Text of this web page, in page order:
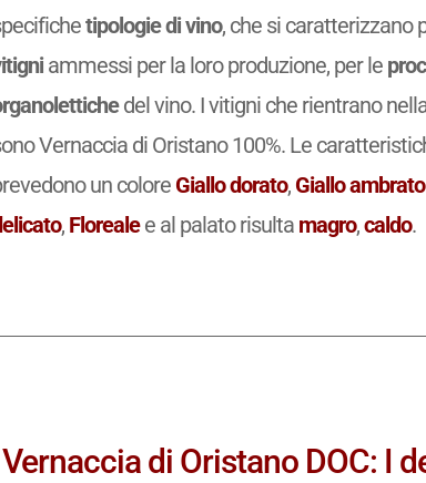
tipologie di vino, che si caratterizzano
ammessi per la loro produzione, per le
del vino. I vitigni che rientrano
Vernaccia di Oristano 100%. Le
un colore Giallo dorato, Giallo ambrato
, Florealee al palato risulta magro,caldo.
Vernaccia di Oristano DOC: I